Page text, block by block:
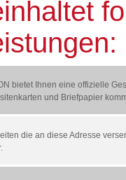
bietet Ihnen eine offizielle
und Briefpapier
die an diese Adresse